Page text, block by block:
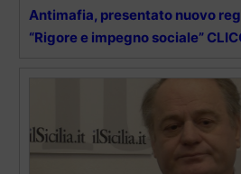
Antimafia, presentato nuovo
“Rigore e impegno sociale”